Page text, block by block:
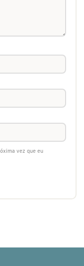
vez que eu